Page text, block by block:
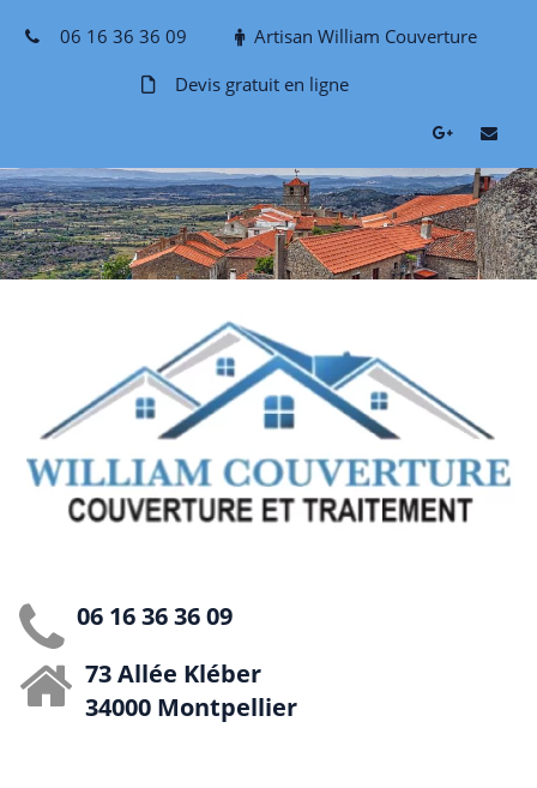
06 16 36 36 09
Artisan William Couverture
Devis gratuit en ligne
06 16 36 36 09
73 Allée Kléber
34000 Montpellier